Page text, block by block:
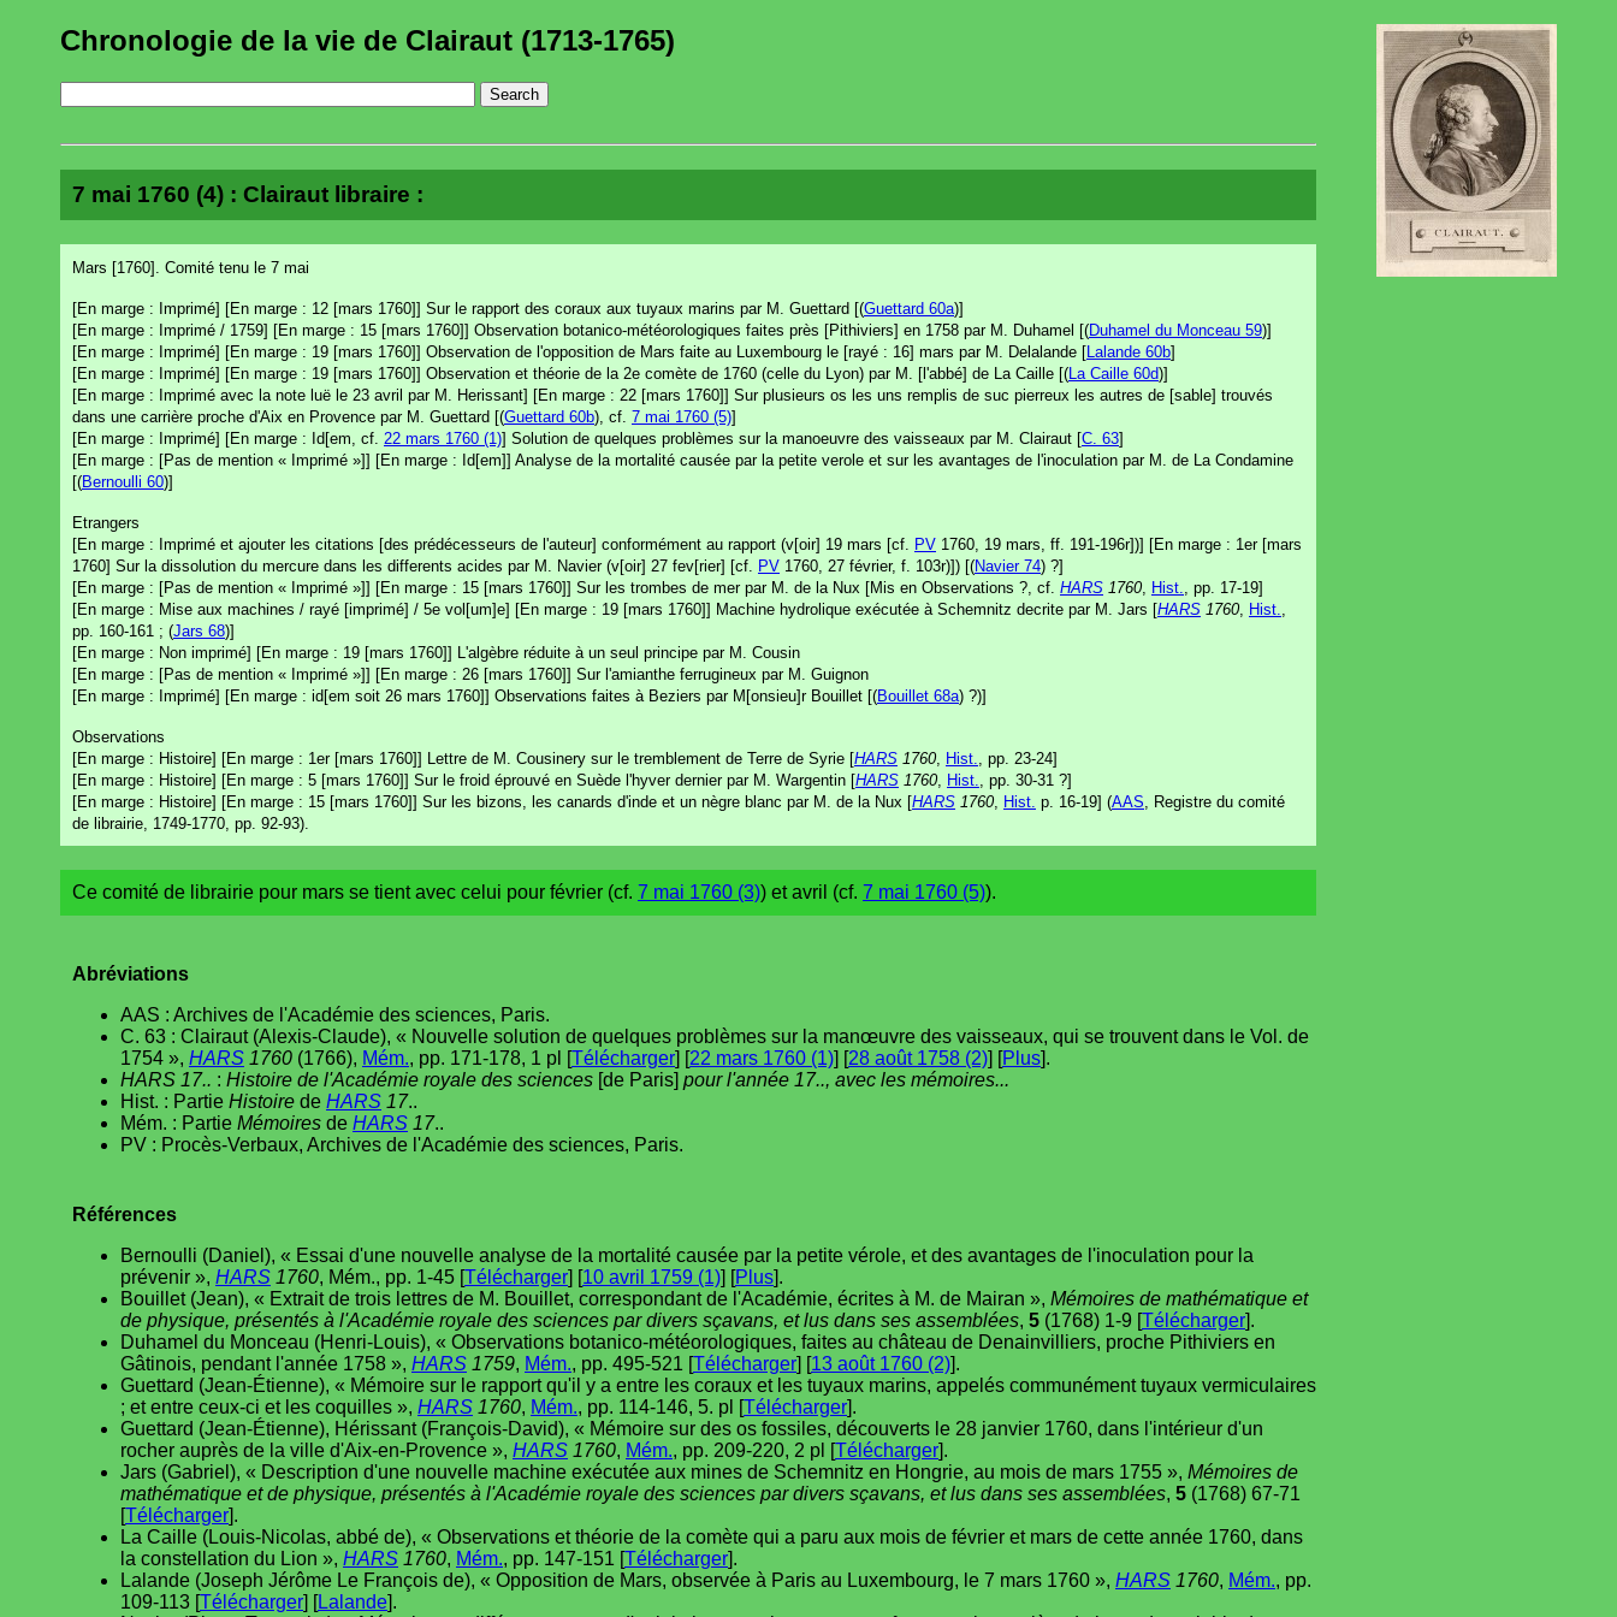
Chronologie de la vie de Clairaut (1713-1765)
7 mai 1760 (4) : Clairaut libraire :
Mars [1760]. Comité tenu le 7 mai
[En marge : Imprimé] [En marge : 12 [mars 1760]] Sur le rapport des coraux aux tuyaux marins par M. Guettard [(Guettard 60a)]
[En marge : Imprimé / 1759] [En marge : 15 [mars 1760]] Observation botanico-météorologiques faites près [Pithiviers] en 1758 par M. Duhamel [(Duhamel du Monceau 59)]
[En marge : Imprimé] [En marge : 19 [mars 1760]] Observation de l'opposition de Mars faite au Luxembourg le [rayé : 16] mars par M. Delalande [ Lalande 60b]
[En marge : Imprimé] [En marge : 19 [mars 1760]] Observation et théorie de la 2e comète de 1760 (celle du Lyon) par M. [l'abbé] de La Caille [( La Caille 60d)]
[En marge : Imprimé avec la note luë le 23 avril par M. Herissant] [En marge : 22 [mars 1760]] Sur plusieurs os les uns remplis de suc pierreux les autres de [sable] trouvés
dans une carrière proche d'Aix en Provence par M. Guettard [(Guettard 60b), cf. 7 mai 1760 (5)]
[En marge : Imprimé] [En marge : Id[em, cf. 22 mars 1760 (1)] Solution de quelques problèmes sur la manoeuvre des vaisseaux par M. Clairaut [C. 63]
[En marge : [Pas de mention « Imprimé »]] [En marge : Id[em]] Analyse de la mortalité causée par la petite verole et sur les avantages de l'inoculation par M. de La Condamine
[(Bernoulli 60)]
Etrangers
[En marge : Imprimé et ajouter les citations [des prédécesseurs de l'auteur] conformément au rapport (v[oir] 19 mars [cf.
PV 1760, 19 mars, ff. 191-196r])] [En marge : 1er [mars
1760] Sur la dissolution du mercure dans les differents acides par M. Navier (v[oir] 27 fev[rier] [cf.
PV 1760, 27 février, f. 103r)]) [(Navier 74) ?]
[En marge : [Pas de mention « Imprimé »]] [En marge : 15 [mars 1760]] Sur les trombes de mer par M. de la Nux [Mis en Observations ?, cf. HARS 1760, Hist.
, pp. 17-19]
[En marge : Mise aux machines / rayé [imprimé] / 5e vol[um]e] [En marge : 19 [mars 1760]] Machine hydrolique exécutée à Schemnitz decrite par M. Jars [HARS 1760, Hist.
pp. 160-161 ; (Jars 68)]
[En marge : Non imprimé] [En marge : 19 [mars 1760]] L'algèbre réduite à un seul principe par M. Cousin
[En marge : [Pas de mention « Imprimé »]] [En marge : 26 [mars 1760]] Sur l'amianthe ferrugineux par M. Guignon
[En marge : Imprimé] [En marge : id[em soit 26 mars 1760]] Observations faites à Beziers par M[onsieu]r Bouillet [(Bouillet 68a) ?)]
Observations
[En marge : Histoire] [En marge : 1er [mars 1760]] Lettre de M. Cousinery sur le tremblement de Terre de Syrie [HARS 1760, Hist.
, pp. 23-24]
[En marge : Histoire] [En marge : 5 [mars 1760]] Sur le froid éprouvé en Suède l'hyver dernier par M. Wargentin [HARS 1760, Hist.
, pp. 30-31 ?]
[En marge : Histoire] [En marge : 15 [mars 1760]] Sur les bizons, les canards d'inde et un nègre blanc par M. de la Nux [HARS 1760, Hist. p. 16-19] (AAS , Registre du comité
de librairie, 1749-1770, pp. 92-93).
Ce comité de librairie pour mars se tient avec celui pour février (cf. 7 mai 1760 (3)) et avril (cf. 7 mai 1760 (5)).
Abréviations
AAS : Archives de l'Académie des sciences, Paris.
C. 63 : Clairaut (Alexis-Claude), « Nouvelle solution de quelques problèmes sur la manœuvre des vaisseaux, qui se trouvent dans le Vol. de
1754 », HARS 1760 (1766), Mém., pp. 171-178, 1 pl [Télécharger] [22 mars 1760 (1)] [28 août 1758 (2)] [Plus].
HARS 17.. : Histoire de l'Académie royale des sciences [de Paris] pour l'année 17.., avec les mémoires...
Hist. : Partie Histoire de HARS 17..
Mém. : Partie Mémoires de HARS 17..
PV : Procès-Verbaux, Archives de l'Académie des sciences, Paris.
Références
Bernoulli (Daniel), « Essai d'une nouvelle analyse de la mortalité causée par la petite vérole, et des avantages de l'inoculation pour la
prévenir », HARS 1760, Mém., pp. 1-45 [Télécharger] [10 avril 1759 (1)] [Plus].
Bouillet (Jean), « Extrait de trois lettres de M. Bouillet, correspondant de l'Académie, écrites à M. de Mairan », Mémoires de mathématique et
de physique, présentés à l'Académie royale des sciences par divers sçavans, et lus dans ses assemblées, 5 (1768) 1-9 [Télécharger].
Duhamel du Monceau (Henri-Louis), « Observations botanico-météorologiques, faites au château de Denainvilliers, proche Pithiviers en
Gâtinois, pendant l'année 1758 », HARS 1759, Mém., pp. 495-521 [Télécharger] [13 août 1760 (2)].
Guettard (Jean-Étienne), « Mémoire sur le rapport qu'il y a entre les coraux et les tuyaux marins, appelés communément tuyaux vermiculaires
; et entre ceux-ci et les coquilles », HARS 1760, Mém., pp. 114-146, 5. pl [Télécharger].
Guettard (Jean-Étienne), Hérissant (François-David), « Mémoire sur des os fossiles, découverts le 28 janvier 1760, dans l'intérieur d'un
rocher auprès de la ville d'Aix-en-Provence », HARS 1760, Mém., pp. 209-220, 2 pl [Télécharger].
Jars (Gabriel), « Description d'une nouvelle machine exécutée aux mines de Schemnitz en Hongrie, au mois de mars 1755 », Mémoires de
mathématique et de physique, présentés à l'Académie royale des sciences par divers sçavans, et lus dans ses assemblées, 5 (1768) 67-71
[Télécharger].
La Caille (Louis-Nicolas, abbé de), « Observations et théorie de la comète qui a paru aux mois de février et mars de cette année 1760, dans
la constellation du Lion », HARS 1760, Mém., pp. 147-151 [Télécharger].
Lalande (Joseph Jérôme Le François de), « Opposition de Mars, observée à Paris au Luxembourg, le 7 mars 1760 », HARS 1760, Mém., pp.
109-113 [Télécharger] [Lalande].